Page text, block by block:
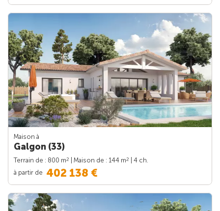
Maison à
Galgon (33)
Terrain de : 800 m2 | Maison de : 144 m2
| 4 ch.
à partir de 402 138 €